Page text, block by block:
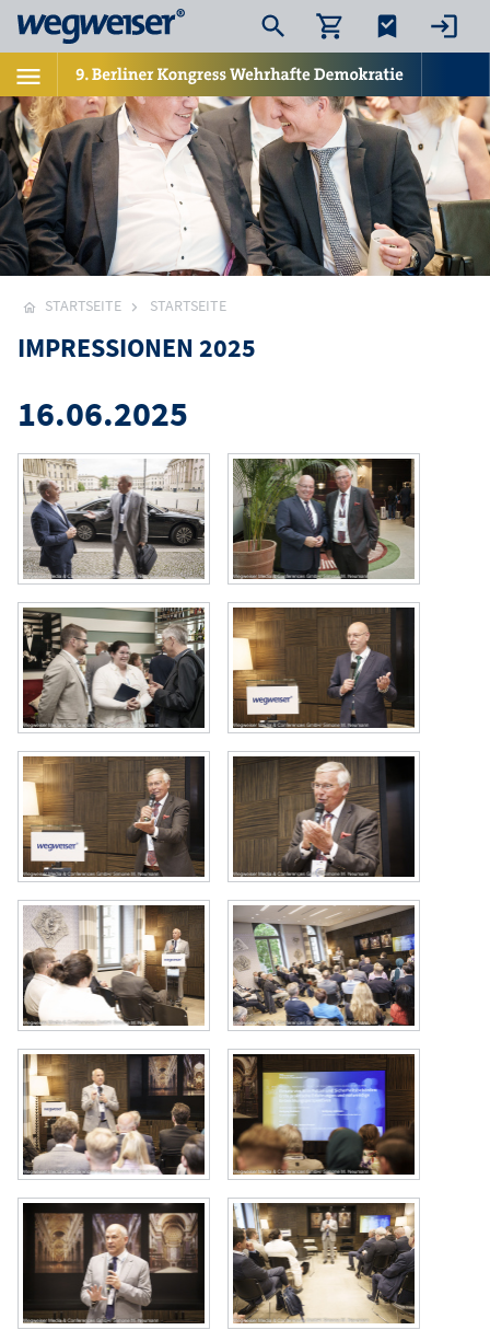
STARTSEITE STARTSEITE
IMPRESSIONEN 2025
16.06.2025